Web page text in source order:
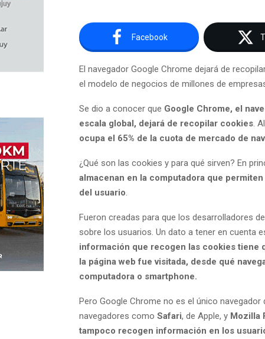
Facebook
El navegador Google Chrome dejará de
el modelo de negocios de millones de
Se dio a conocer que Google Chrome, el
escala global, dejará de recopilar cookies.
ocupa el 65% de la cuota de mercado de
¿Qué son las cookies y para qué sirven? En
almacenan en la computadora que
del usuario.
Fueron creadas para que los desarrolladores
sobre los usuarios. Un dato a tener en cuenta
información que recogen las cookies tiene
la página web fue visitada, desde qué
computadora o smartphone.
Pero Google Chrome no es el único
navegadores como Safari, de Apple, y Mozilla
tampoco recogen información en los